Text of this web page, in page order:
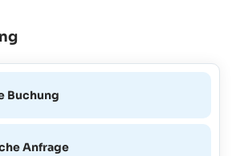
Buchung
für diesen Zeitraum nicht
Anfrage